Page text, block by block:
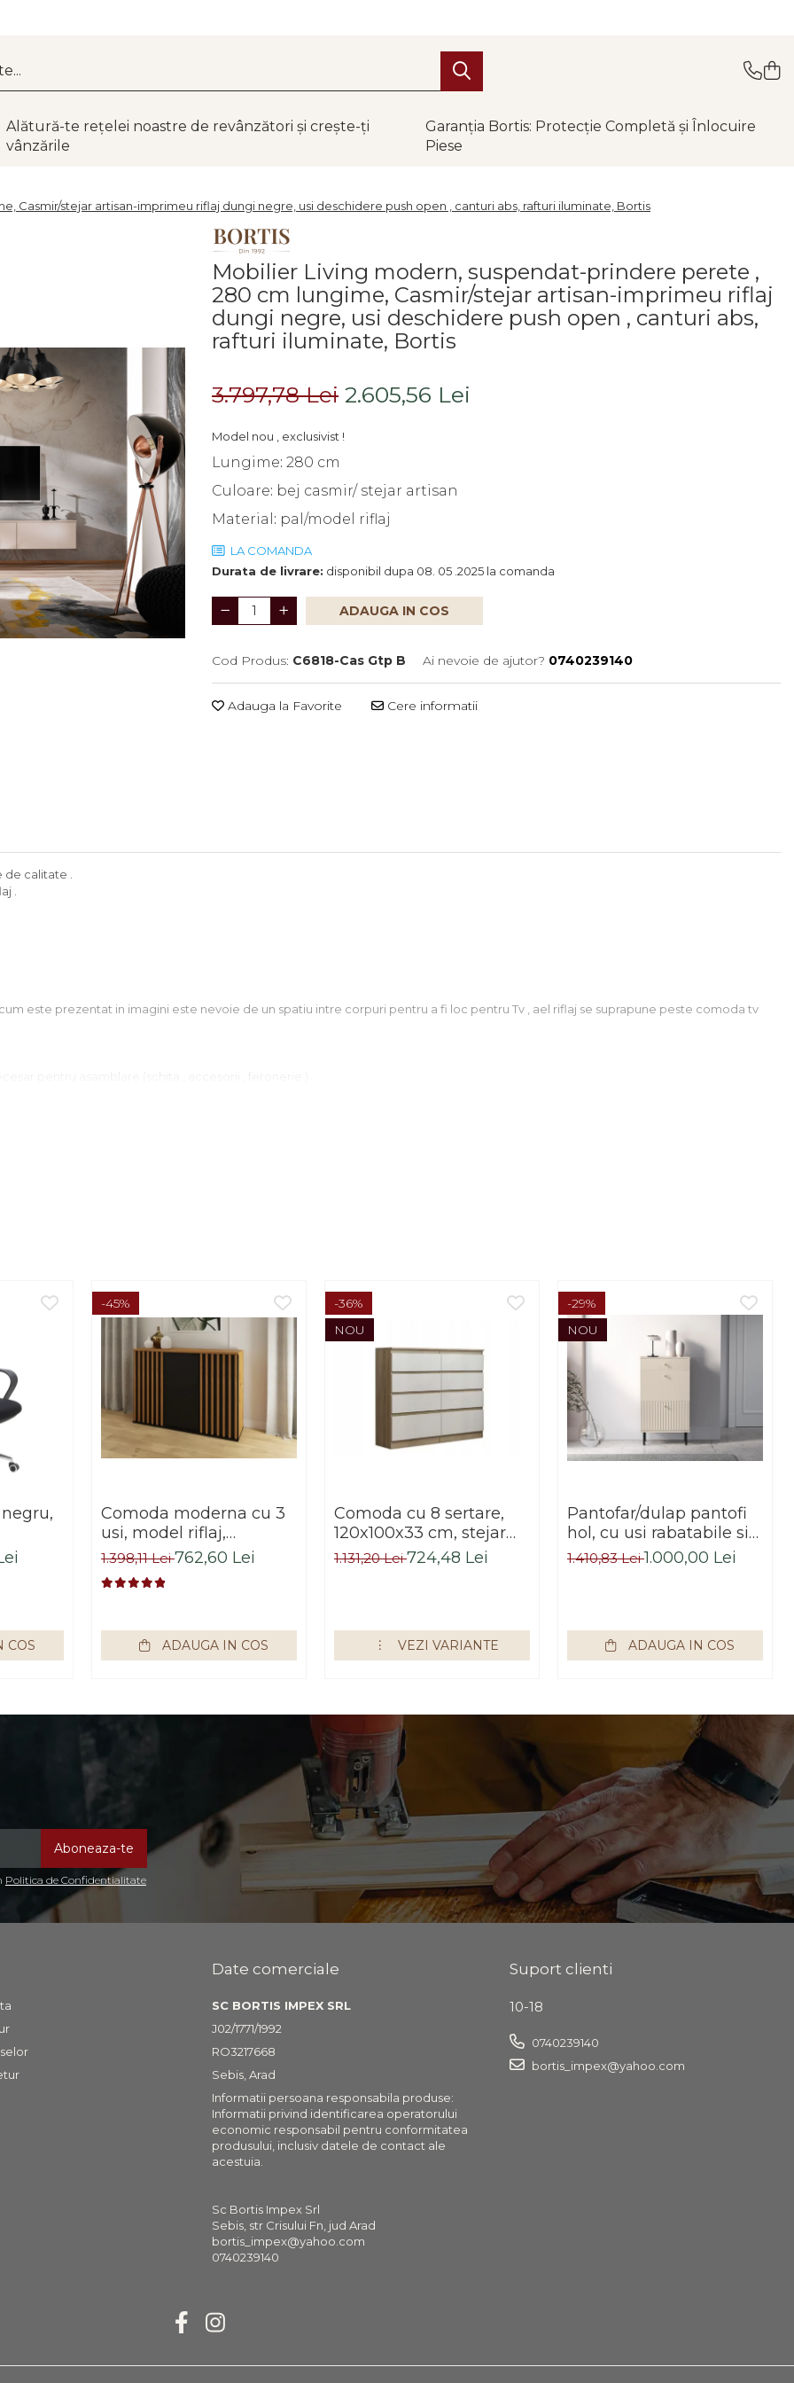
Alătură-te rețelei noastre de revânzători și crește-ți
vânzările
Garanția Bortis: Protecție Completă și Înlocuire
Piese
Casmir/stejar artisan-imprimeu riflaj dungi negre, usi deschidere push open , canturi abs, rafturi iluminate, Bortis
Mobilier Living modern, suspendat-prindere perete ,
280 cm lungime, Casmir/stejar artisan-imprimeu riflaj
dungi negre, usi deschidere push open , canturi abs,
rafturi iluminate, Bortis
3.797,78 Lei 2.605,56 Lei
Model nou , exclusivist !
Lungime: 280 cm
Culoare: bej casmir/ stejar artisan
Material : pal/model riflaj
LA COMANDA
Durata de livrare: disponibil dupa 08. 05 .2025 la comanda
ADAUGA IN COS
Cod Produs: C6818-Cas Gtp B Ai nevoie de ajutor? 0740239140
Adauga la Favorite Cere informatii
calitate .
.
este prezentat in imagini este nevoie de un spatiu intre corpuri pentru a fi loc pentru Tv , ael riflaj se suprapune peste comoda tv
decor !
COS
-45%
Comoda moderna cu 3
usi, model riflaj,
negru/stejar artisan,
120x88x44 cm, Bortis
impex
1.398,11 Lei762,60 Lei
ADAUGA IN COS
-36%
NOU
Comoda cu 8 sertare,
120x100x33 cm, stejar
sonoma/alb, pentru hol,
living, dormitor, birou,
1.131,20 Lei724,48 Lei
VEZI VARIANTE
-29%
NOU
Pantofar/dulap pantofi
hol, cu usi rabatabile si
sertar,bej crem casmir,
pal+mdf casmir , 98x
negre, butoni auriu,
Bortis
1.410,83 Lei1.000,00 Lei
ADAUGA IN COS
Politica de Confidentialitate
Date comerciale
SC BORTIS IMPEX SRL
J02/1771/1992
RO3217668
Sebis, Arad
Informatii persoana responsabila produse:
Informatii privind identificarea operatorului
economic responsabil pentru conformitatea
produsului, inclusiv datele de contact ale
acestuia.
Sc Bortis Impex Srl
Sebis, str Crisului Fn, jud Arad
bortis_impex@yahoo.com
0740239140
Suport clienti
10-18
0740239140
bortis_impex@yahoo.com